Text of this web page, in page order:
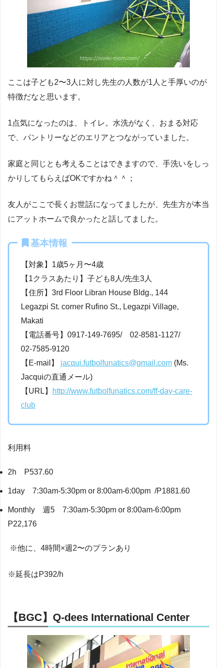
ここは子ども2〜3人に対し先生の人数が1人と手厚いのが
特徴だなと思います。
1点気になったのは、トイレ。水洗がなく、おまる対応
で、パントリーなどのエリアとつながっていました。
家庭と同じとも考えることはできますので、手洗いをしっ
かりしてもらえばOKですかね＾＾；
友人がここで長くお世話になってましたが、先生方が本当
にアットホームで良かったと話してました。
基本情報
【対象】1歳5ヶ月〜4歳
【1クラスあたり】子ども8人/先生3人
【住所】3rd Floor Libran House Bldg., 144
Legazpi St. corner Rufino St., Legazpi Village,
Makati
【電話番号】0917-149-7695/ 02-8581-1127/
02-7585-9120
【E-mail】 jacqui.futbolfunatics@gmail.com (Ms.
Jacquiの直通メール)
【URL】
http://www.futbolfunatics.com/ff-day-care-
club
利用料
2h P537.60
1day 7:30am-5:30pm or 8:00am-6:00pm /P1881.60
Monthly 週5 7:30am-5:30pm or 8:00am-6:00pm
P22,176
※他に、4時間×週2〜のプランあり
※延長はP392/h
【BGC】Q-dees International Center